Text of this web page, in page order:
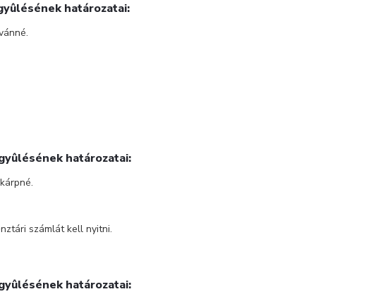
határozatai:
határozatai:
számlát kell nyitni.
határozatai: